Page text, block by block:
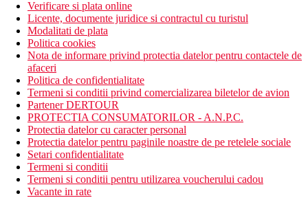
Verificare si plata online
Licente, documente juridice si contractul cu turistul
Modalitati de plata
Politica cookies
Nota de informare privind protectia datelor pentru contactele de
afaceri
Politica de confidentialitate
Termeni si conditii privind comercializarea biletelor de avion
Partener DERTOUR
PROTECTIA CONSUMATORILOR - A.N.P.C.
Protectia datelor cu caracter personal
Protectia datelor pentru paginile noastre de pe retelele sociale
Setari confidentialitate
Termeni si conditii
Termeni si conditii pentru utilizarea voucherului cadou
Vacante in rate